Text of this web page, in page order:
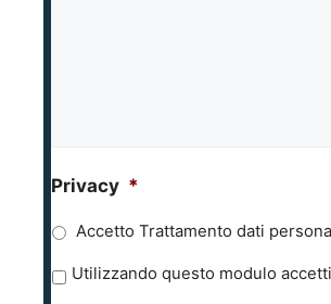
Privacy *
Accetto Trattamento dati
P Utilizzando questo modulo